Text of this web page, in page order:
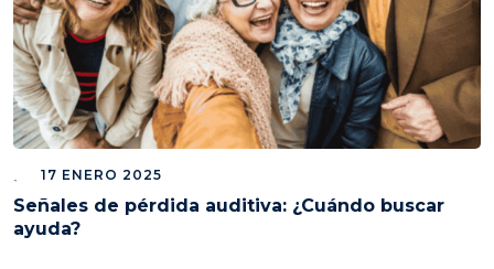
17 ENERO 2025
Señales de pérdida auditiva: ¿Cuándo buscar
ayuda?